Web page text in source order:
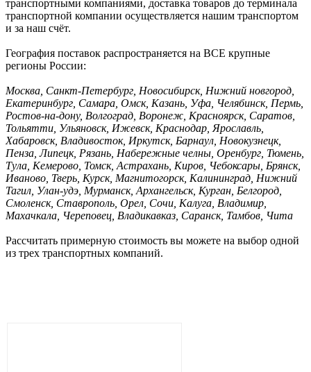
транспортными компаниями, доставка товаров до терминала
транспортной компании осуществляется нашим транспортом
и за наш счёт.
География поставок распространяется на ВСЕ крупные
регионы России:
Москва, Санкт-Петербург, Новосибирск, Нижний новгород,
Екатеринбург, Самара, Омск, Казань, Уфа, Челябинск, Пермь,
Ростов-на-дону, Волгоград, Воронеж, Красноярск, Саратов,
Тольятти, Ульяновск, Ижевск, Краснодар, Ярославль,
Хабаровск, Владивосток, Иркутск, Барнаул, Новокузнецк,
Пенза, Липецк, Рязань, Набережные челны, Оренбург, Тюмень,
Тула, Кемерово, Томск, Астрахань, Киров, Чебоксары, Брянск,
Иваново, Тверь, Курск, Магнитогорск, Калининград, Нижний
Тагил, Улан-удэ, Мурманск, Архангельск, Курган, Белгород,
Смоленск, Ставрополь, Орел, Сочи, Калуга, Владимир,
Махачкала, Череповец, Владикавказ, Саранск, Тамбов, Чита
Рассчитать примерную стоимость вы можете на выбор одной
из трех транспортных компаний.